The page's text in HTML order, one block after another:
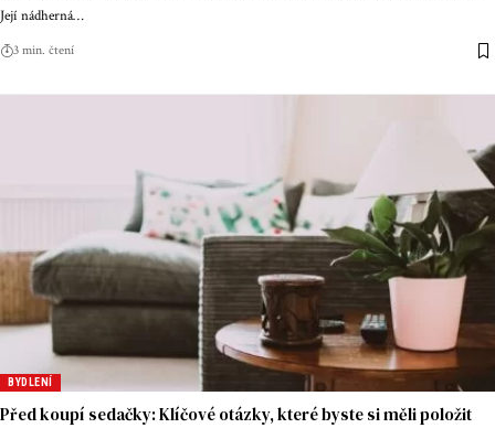
Její nádherná…
3 min. čtení
BYDLENÍ
Před koupí sedačky: Klíčové otázky, které byste si měli položit